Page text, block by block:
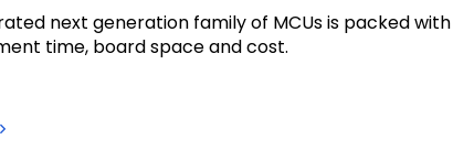
next generation family of MCUs is packed
time, board space and cost.